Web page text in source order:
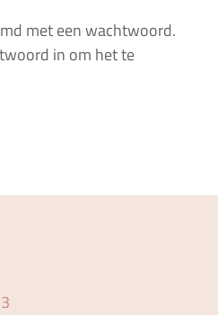
met een wachtwoord.
in om het te